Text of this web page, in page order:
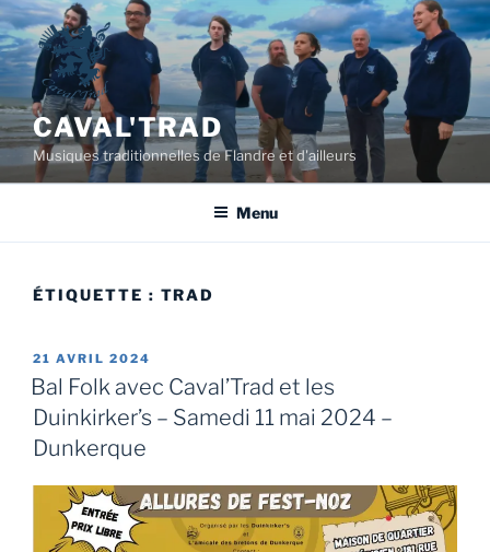
Aller
au
contenu
principal
CAVAL'TRAD
Musiques traditionnelles de Flandre et d'ailleurs
Menu
ÉTIQUETTE : TRAD
PUBLIÉ
LE
21 AVRIL 2024
Bal Folk avec Caval’Trad et les
Duinkirker’s – Samedi 11 mai 2024 –
Dunkerque